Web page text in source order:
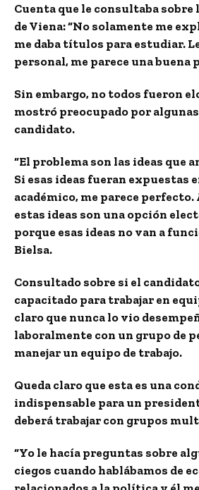
Cuenta que le consultaba sobre
de Viena: “No solamente me
me daba títulos para estudiar.
personal, me parece una buena
Sin embargo, no todos fueron
mostró preocupado por
candidato.
“El problema son las ideas que
Si esas ideas fueran expuestas
académico, me parece perfecto.
estas ideas son una opción
porque esas ideas no van a
Bielsa.
Consultado sobre si el
capacitado para trabajar en
claro que nunca lo vio
laboralmente con un grupo de
manejar un equipo de trabajo.
Queda claro que esta es una
indispensable para un
deberá trabajar con grupos
“Yo le hacía preguntas sobre
ciegos cuando hablábamos de